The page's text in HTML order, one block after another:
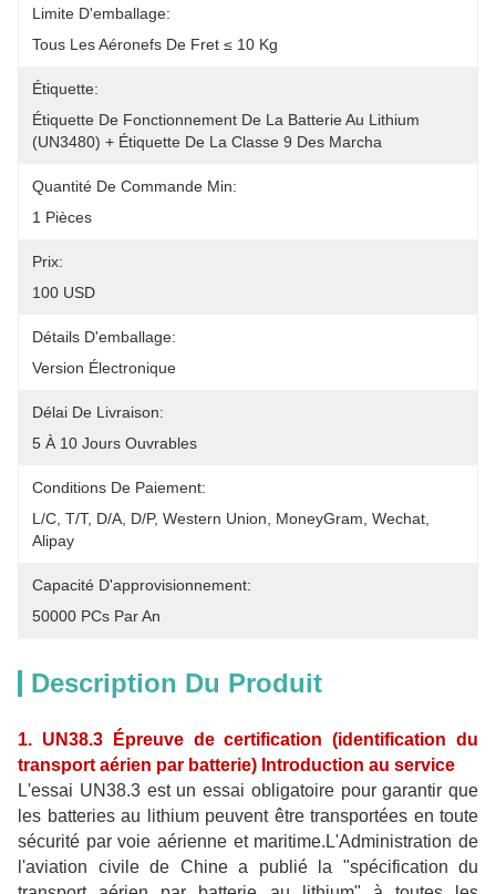
Limite D'emballage:
Tous Les Aéronefs De Fret ≤ 10 Kg
Étiquette:
Étiquette De Fonctionnement De La Batterie Au Lithium
(UN3480) + Étiquette De La Classe 9 Des Marcha
Quantité De Commande Min:
1 Pièces
Prix:
100 USD
Détails D'emballage:
Version Électronique
Délai De Livraison:
5 À 10 Jours Ouvrables
Conditions De Paiement:
L/C, T/T, D/A, D/P, Western Union, MoneyGram, Wechat,
Alipay
Capacité D'approvisionnement:
50000 PCs Par An
Description Du Produit
1. UN38.3 Épreuve de certification (identification du
transport aérien par batterie) Introduction au service
L'essai UN38.3 est un essai obligatoire pour garantir que
les batteries au lithium peuvent être transportées en toute
sécurité par voie aérienne et maritime.L'Administration de
l'aviation civile de Chine a publié la "spécification du